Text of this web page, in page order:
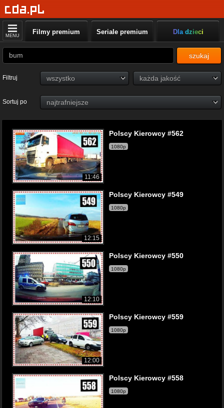
MENU Filmy premium Seriale premium Dla dzieci
szukaj
Filtruj
Sortuj po
11:46
Polscy Kierowcy #562
1080p
12:15
Polscy Kierowcy #549
1080p
12:10
Polscy Kierowcy #550
1080p
12:00
Polscy Kierowcy #559
1080p
Polscy Kierowcy #558
1080p